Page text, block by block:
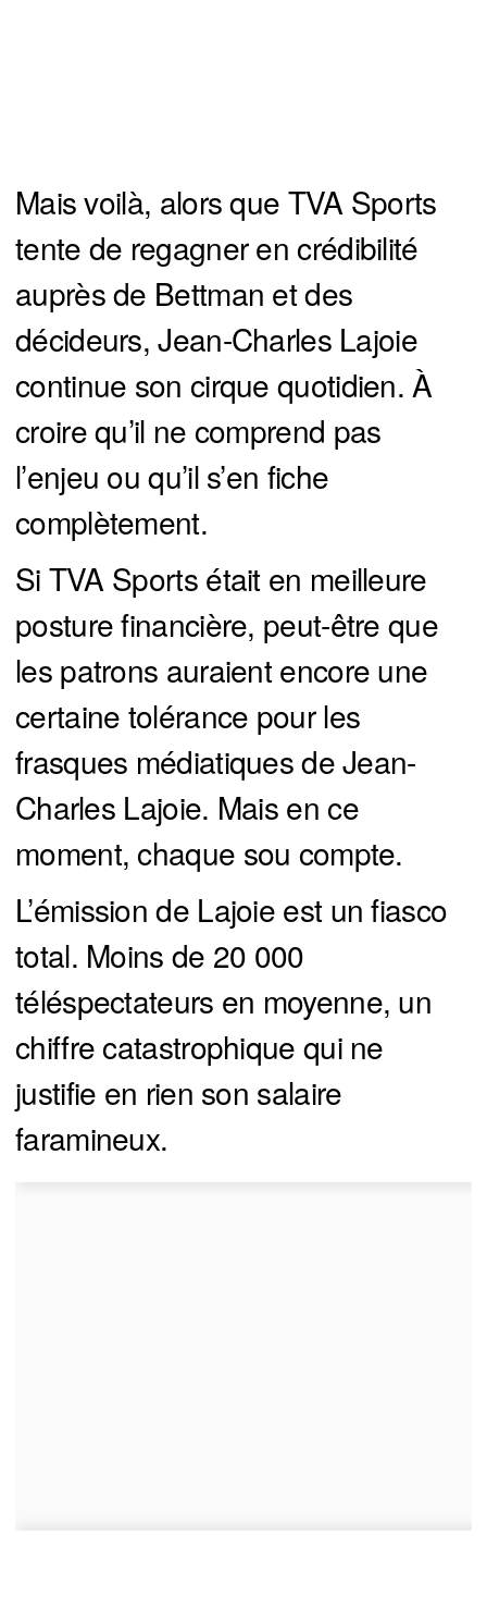
Mais voilà, alors que TVA Sports
tente de regagner en crédibilité
auprès de Bettman et des
décideurs, Jean-Charles Lajoie
continue son cirque quotidien. À
croire qu’il ne comprend pas
l’enjeu ou qu’il s’en fiche
complètement.
Si TVA Sports était en meilleure
posture financière, peut-être que
les patrons auraient encore une
certaine tolérance pour les
frasques médiatiques de Jean-
Charles Lajoie. Mais en ce
moment, chaque sou compte.
L’émission de Lajoie est un fiasco
total. Moins de 20 000
téléspectateurs en moyenne, un
chiffre catastrophique qui ne
justifie en rien son salaire
faramineux.